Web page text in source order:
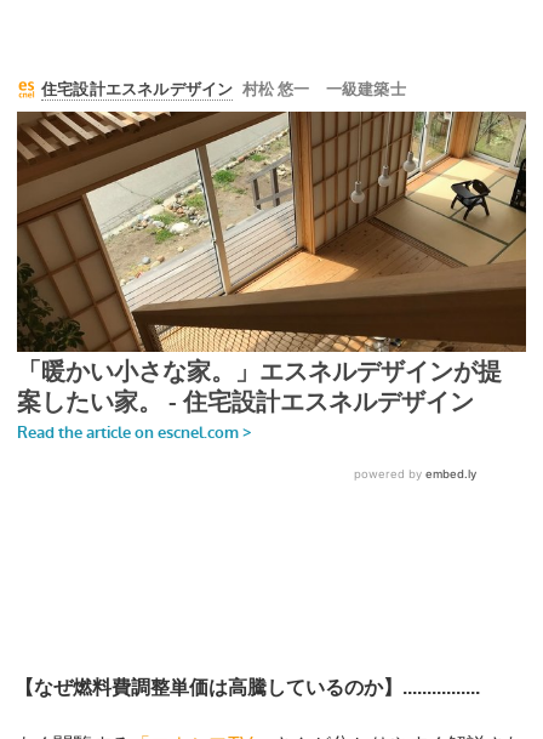
【なぜ燃料費調整単価は高騰しているのか】................